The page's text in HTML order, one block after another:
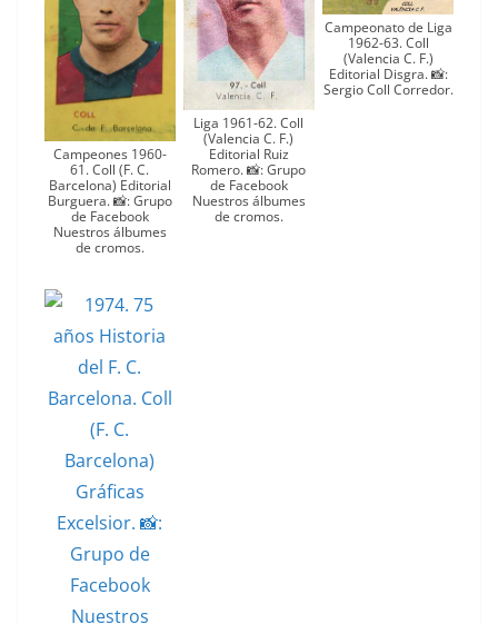
Campeones 1960-
61. Coll (F. C.
Barcelona) Editorial
Burguera. 📸: Grupo
de Facebook
Nuestros álbumes
de cromos.
Liga 1961-62. Coll
(Valencia C. F.)
Editorial Ruiz
Romero. 📸: Grupo
de Facebook
Nuestros álbumes
de cromos.
Campeonato de Liga
1962-63. Coll
(Valencia C. F.)
Editorial Disgra. 📸:
Sergio Coll Corredor.